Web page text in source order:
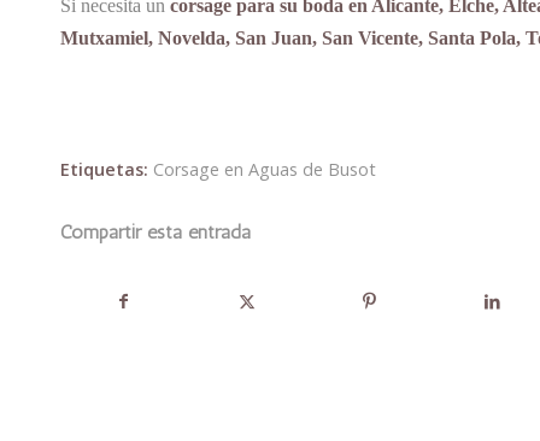
Si necesita un corsage para su boda en Alicante, Elche,
Mutxamiel, Novelda, San Juan, San Vicente, Santa Pola,
Etiquetas: Corsage en Aguas de Busot
Compartir esta entrada